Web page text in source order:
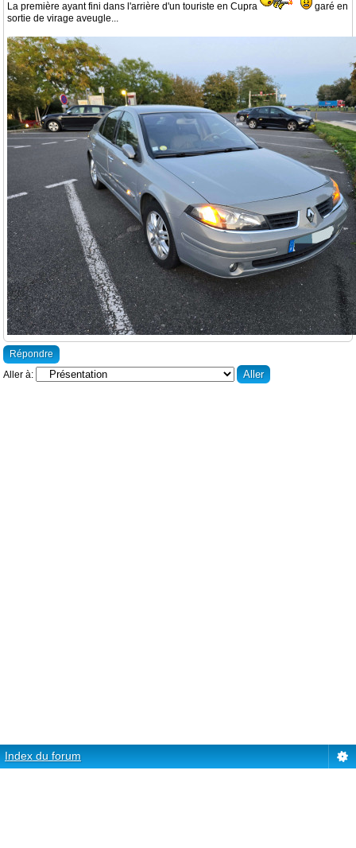
La première ayant fini dans l'arrière d'un touriste en Cupra
garé en
sortie de virage aveugle...
Répondre
Aller à:
Index du forum